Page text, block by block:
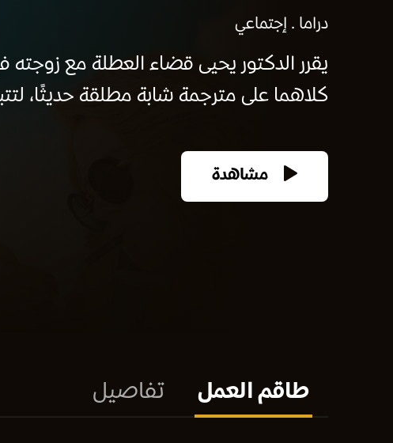
دراما
إجتماعي
يقرر الدكتور يحيى قضاء العطلة مع
كلاهما على مترجمة شابة مطلقة حديثًا،
مشاهدة
طاقم العمل تفاصيل